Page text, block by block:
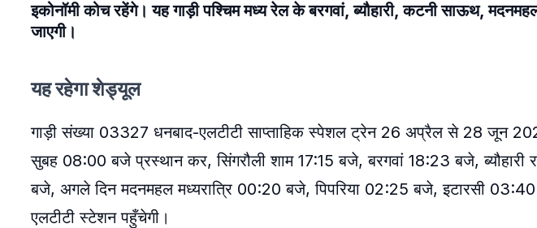
इकोनॉमी कोच रहेंगे। यह गाड़ी पश्चिम मध्य रेल के बरगवां, ब्यौहारी, कटनी साऊथ,
जाएगी।
यह रहेगा शेड्यूल
गाड़ी संख्या 03327 धनबाद-एलटीटी साप्ताहिक स्पेशल ट्रेन 26 अप्रैल से 28 जून
सुबह 08:00 बजे प्रस्थान कर, सिंगरौली शाम 17:15 बजे, बरगवां 18:23 बजे,
बजे, अगले दिन मदनमहल मध्यरात्रि 00:20 बजे, पिपरिया 02:25 बजे, इटारसी
एलटीटी स्टेशन पहुँचेगी।